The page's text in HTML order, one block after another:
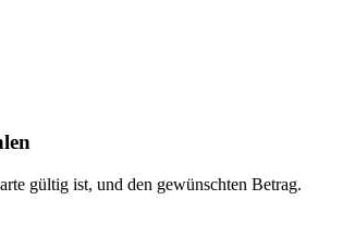
gültig ist, und den gewünschten Betrag.